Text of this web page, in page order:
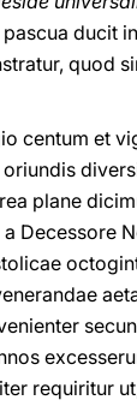
ducit
quod
centum et
plane
Decessore
requiritur